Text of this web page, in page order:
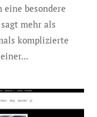
eine besondere
mehr als
komplizierte